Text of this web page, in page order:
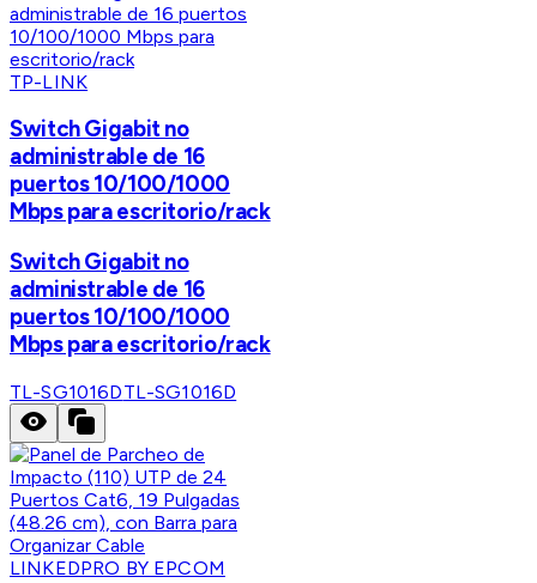
TP-LINK
Switch Gigabit no
administrable de 16
puertos 10/100/1000
Mbps para escritorio/rack
Switch Gigabit no
administrable de 16
puertos 10/100/1000
Mbps para escritorio/rack
TL-SG1016DTL-SG1016D
LINKEDPRO BY EPCOM